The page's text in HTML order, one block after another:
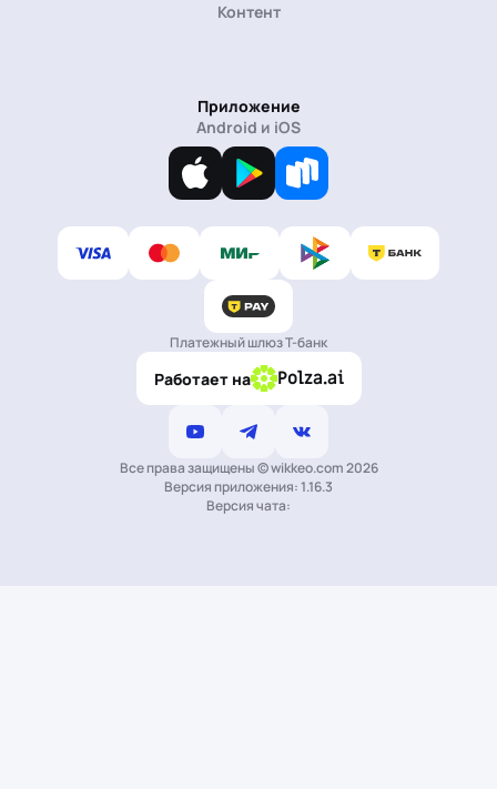
Контент
Приложение
Android и iOS
Платежный шлюз Т-банк
Работает на Polza.ai
Все права защищены © wikkeo.com 2026
Версия приложения: 1.16.3
Версия чата: